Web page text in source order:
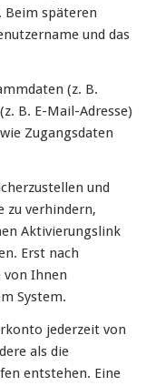
Beim späteren
und das
(z. B.
B. E-Mail-Adresse)
Zugangsdaten
und
zu verhindern,
Aktivierungslink
Erst nach
Ihnen
System.
jederzeit von
als die
entstehen. Eine